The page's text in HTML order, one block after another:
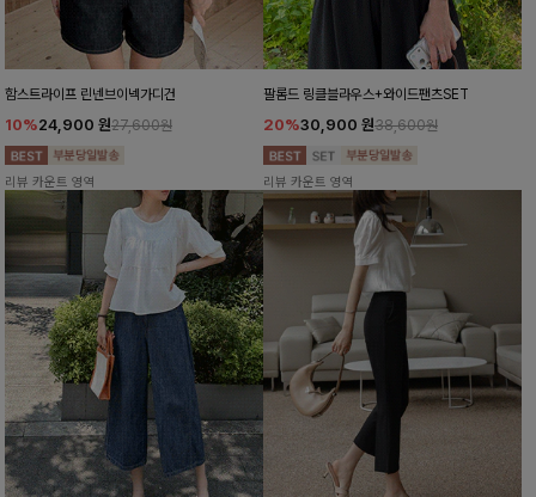
함스트라이프 린넨브이넥가디건
10%24,900 원27,600원
리뷰 카운트 영역
팔롬드 링클블라우스+와이드팬츠SET
20%30,900 원38,600원
리뷰 카운트 영역